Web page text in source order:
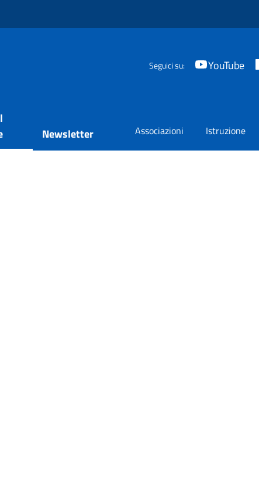
Seguici su: YouTube
Newsletter Associazioni Istruzione